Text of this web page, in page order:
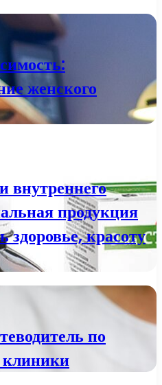
женского
внутреннего
продукция
здоровье, красоту
по
клиники